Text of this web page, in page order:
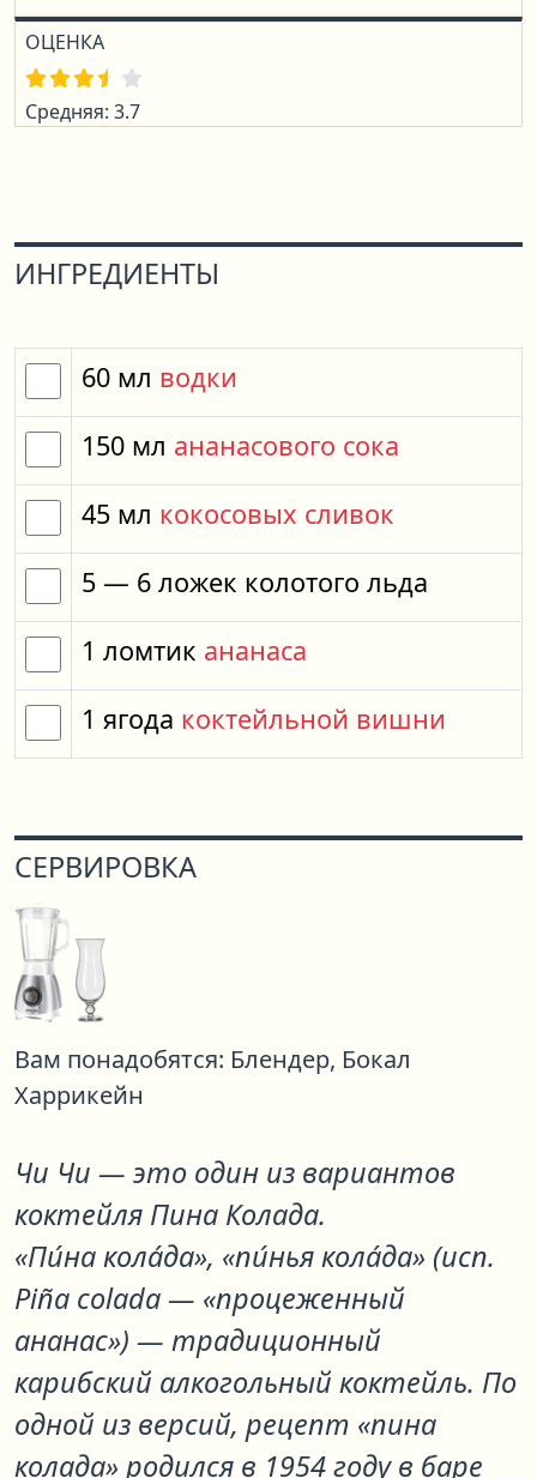
ОЦЕНКА
Средняя: 3.7
ИНГРЕДИЕНТЫ
60 мл водки
150 мл ананасового сока
45 мл кокосовых сливок
5 — 6 ложек колотого льда
1 ломтик ананаса
1 ягода коктейльной вишни
СЕРВИРОВКА
Вам понадобятся: Блендер, Бокал
Харрикейн
Чи Чи — это один из вариантов
коктейля Пина Колада.
«Пи́на кола́да», «пи́нья кола́да» (исп.
Piña colada — «процеженный
ананас») — традиционный
карибский алкогольный коктейль. По
одной из версий, рецепт «пина
колада» родился в 1954 году в баре